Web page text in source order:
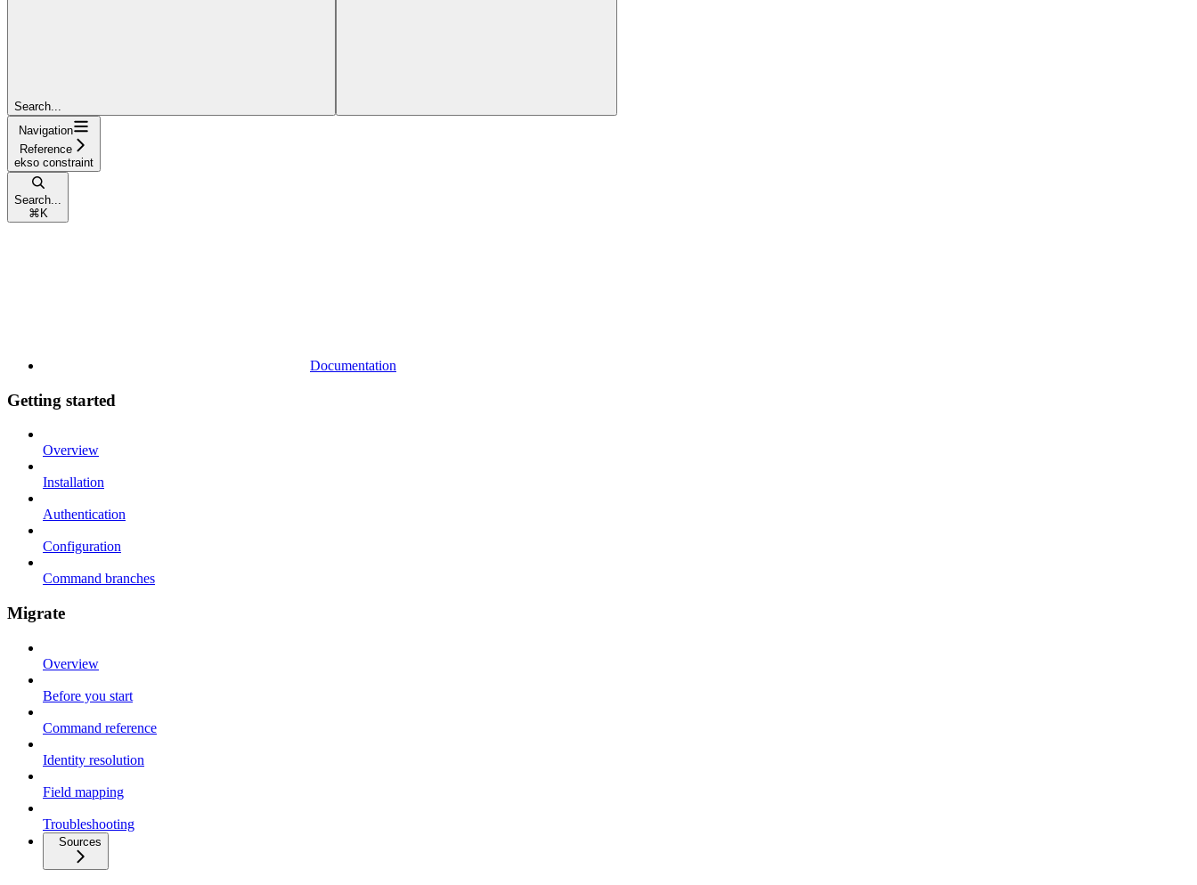
Search...
Navigation
Reference
ekso constraint
Search...
⌘ K
Documentation
Getting started
Overview
Installation
Authentication
Configuration
Command branches
Migrate
Overview
Before you start
Command reference
Identity resolution
Field mapping
Troubleshooting
Sources